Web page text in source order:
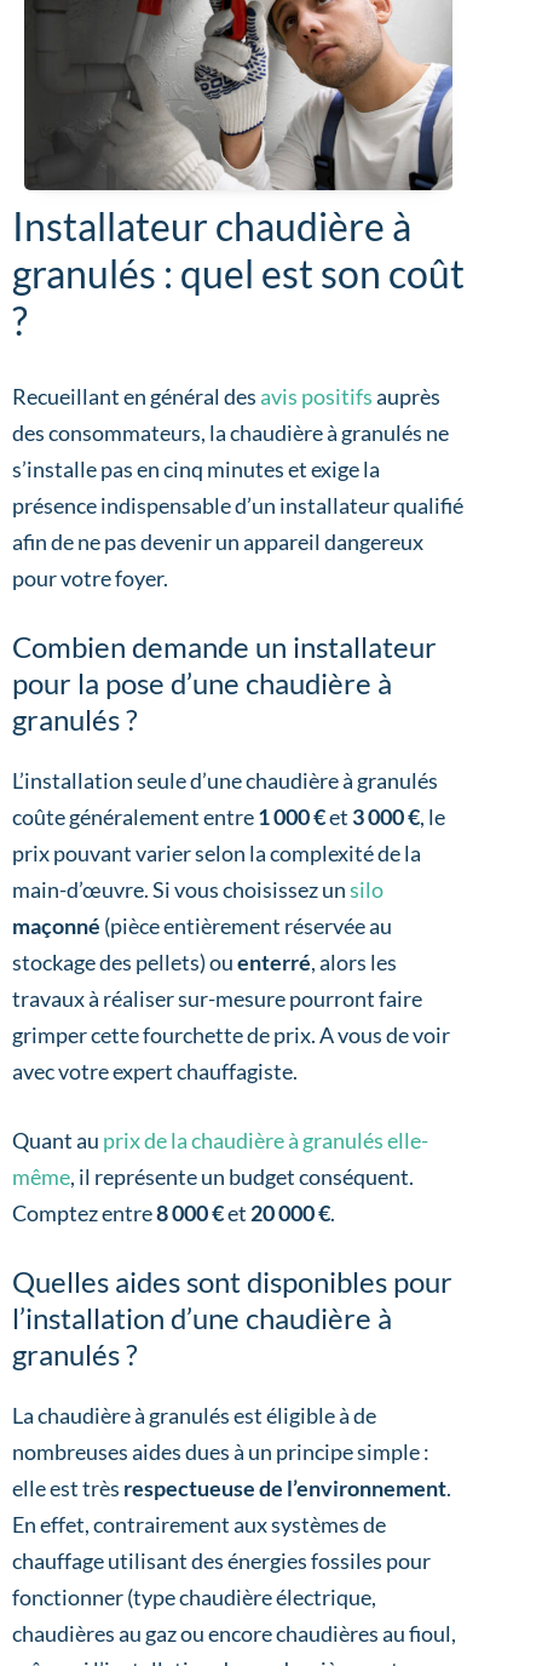
Installateur chaudière à
granulés : quel est son coût
?
Recueillant en général desavis positifsauprès
des consommateurs, la chaudière à granulés ne
s’installe pas en cinq minutes et exige la
présence indispensable d’un installateur qualifié
afin de ne pas devenir un appareil dangereux
pour votre foyer.
Combien demande un installateur
pour la pose d’une chaudière à
granulés ?
L’installation seule d’une chaudière à granulés
coûte généralement entre1 000 €et 3 000 €, le
prix pouvant varier selon la complexité de la
main-d’œuvre. Si vous choisissez unsilo
maçonné (pièce entièrement réservée au
stockage des pellets) ouenterré, alors les
travaux à réaliser sur-mesure pourront faire
grimper cette fourchette de prix. A vous de voir
avec votre expert chauffagiste.
Quant au prix de la chaudière à granulés elle-
même, il représente un budget conséquent.
Comptez entre8 000 €et 20 000 €.
Quelles aides sont disponibles pour
l’installation d’une chaudière à
granulés ?
La chaudière à granulés est éligible à de
nombreuses aides dues à un principe simple :
elle est très respectueuse de l’environnement.
En effet, contrairement aux systèmes de
chauffage utilisant des énergies fossiles pour
fonctionner (type chaudière électrique,
chaudières au gaz ou encore chaudières au fioul,